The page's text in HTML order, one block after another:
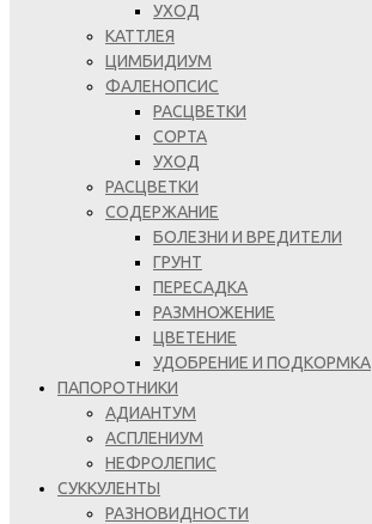
УХОД
КАТТЛЕЯ
ЦИМБИДИУМ
ФАЛЕНОПСИС
РАСЦВЕТКИ
СОРТА
УХОД
РАСЦВЕТКИ
СОДЕРЖАНИЕ
БОЛЕЗНИ И ВРЕДИТЕЛИ
ГРУНТ
ПЕРЕСАДКА
РАЗМНОЖЕНИЕ
ЦВЕТЕНИЕ
УДОБРЕНИЕ И ПОДКОРМКА
ПАПОРОТНИКИ
АДИАНТУМ
АСПЛЕНИУМ
НЕФРОЛЕПИС
СУККУЛЕНТЫ
РАЗНОВИДНОСТИ